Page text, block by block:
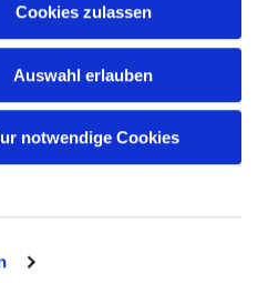
Cookies zulassen
Auswahl erlauben
notwendige Cookies